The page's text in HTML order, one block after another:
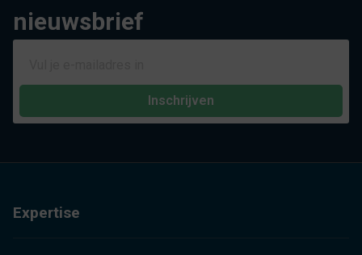
nieuwsbrief
Inschrijven
Expertise